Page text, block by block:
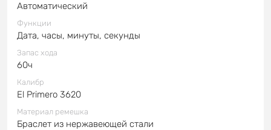
Автоматический
Функции
Дата, часы, минуты, секунды
Запас хода
60ч
Калибр
El Primero 3620
Материал ремешка
Браслет из нержавеющей стали